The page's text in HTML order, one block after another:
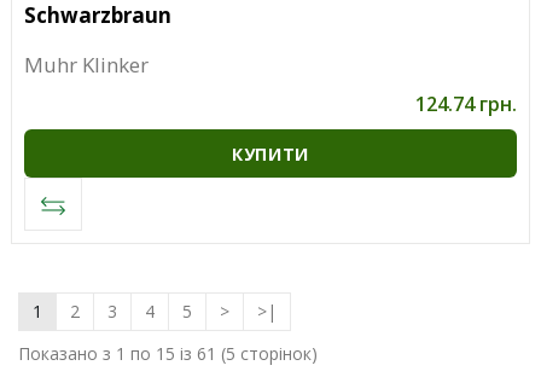
Schwarzbraun
Muhr Klinker
124.74 грн.
КУПИТИ
1 2 3 4 5 >
>|
Показано з 1 по 15 із 61 (5 сторінок)